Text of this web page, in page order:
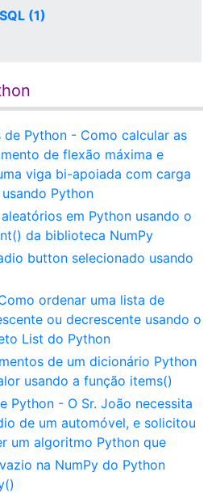
(1)
de Python - Como calcular as
de flexão máxima e
viga bi-apoiada com carga
Python
em Python usando o
da biblioteca NumPy
button selecionado usando
ordenar uma lista de
ou decrescente usando o
List do Python
de um dicionário Python
usando a função items()
Python - O Sr. João necessita
de um automóvel, e solicitou
um algoritmo Python que
na NumPy do Python